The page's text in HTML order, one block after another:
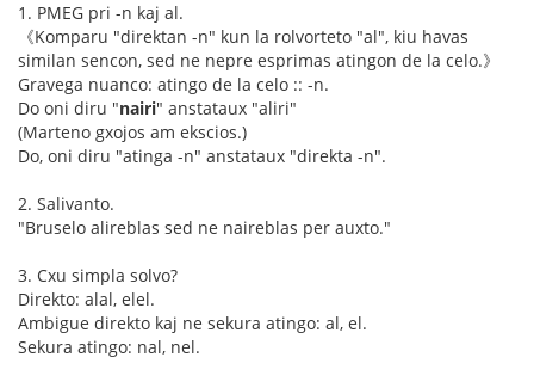
1. PMEG pri -n kaj al.
《Komparu "direktan -n" kun la rolvorteto "al", kiu havas
similan sencon, sed ne nepre esprimas atingon de la celo.》
Gravega nuanco: atingo de la celo :: -n.
Do oni diru "nairi" anstataux "aliri"
(Marteno gxojos am ekscios.)
Do, oni diru "atinga -n" anstataux "direkta -n".
2. Salivanto.
"Bruselo alireblas sed ne naireblas per auxto."
3. Cxu simpla solvo?
Direkto: alal, elel.
Ambigue direkto kaj ne sekura atingo: al, el.
Sekura atingo: nal, nel.